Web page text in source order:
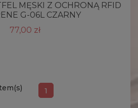
MĘSKI Z OCHRONĄ RFID
G-06L CZARNY
77,00 zł
1